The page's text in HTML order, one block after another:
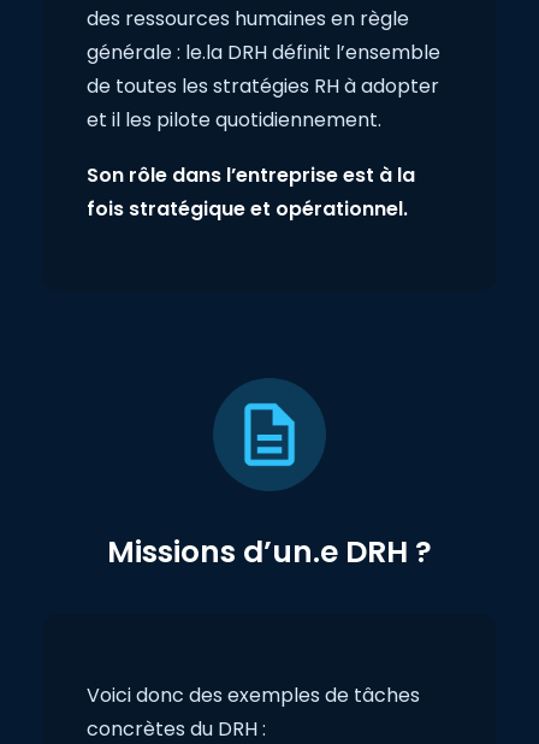
des ressources humaines en règle
générale : le.la DRH définit l’ensemble
de toutes les stratégies RH à adopter
et il les pilote quotidiennement.
Son rôle dans l’entreprise est à la
fois stratégique et opérationnel.
Missions d’un.e DRH ?
Voici donc des exemples de tâches
concrètes du DRH :